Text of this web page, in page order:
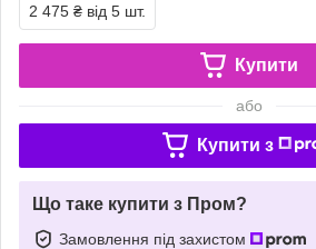
2 475 ₴ від 5 шт.
Купити
або
Купити з
Що таке купити з Пром?
Замовлення під захистом